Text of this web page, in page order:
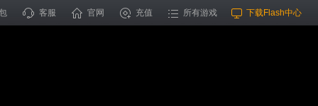
下载Flash中心
所有游戏
充值
官网
客服